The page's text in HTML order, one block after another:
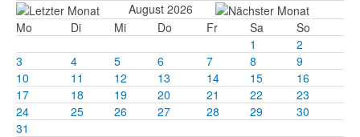
August 2026
Mo
Di Mi Do Fr Sa
So
1
2
3
4 5 6 7 8
9
10
11 12 13 14 15
16
17
18 19 20 21 22
23
24
25 26 27 28 29
30
31